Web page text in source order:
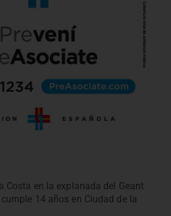
Costa en la explanada del Geant
14 años en Ciudad de la